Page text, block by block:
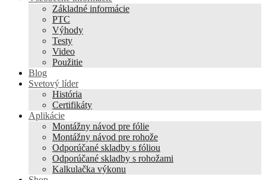
Základné informácie
PTC
Výhody
Testy
Video
Použitie
Blog
Svetový líder
História
Certifikáty
Aplikácie
Montážny návod pre fólie
Montážny návod pre rohože
Odporúčané skladby s fóliou
Odporúčané skladby s rohožami
Kalkulačka výkonu